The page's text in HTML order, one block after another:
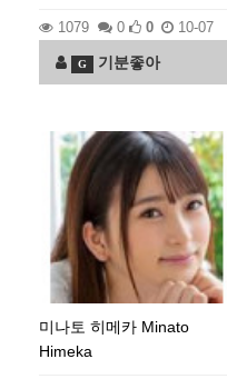
1079 0 0 10-07
G 기분좋아
미나토 히메카 Minato
Himeka